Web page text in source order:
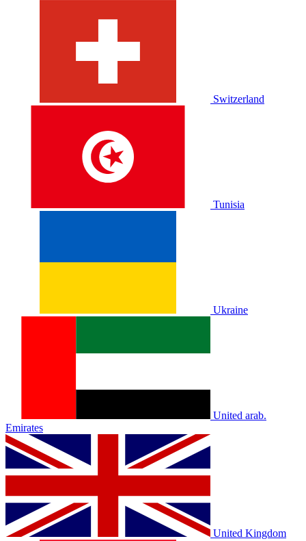
Switzerland
Tunisia
Ukraine
United arab.
Emirates
United Kingdom